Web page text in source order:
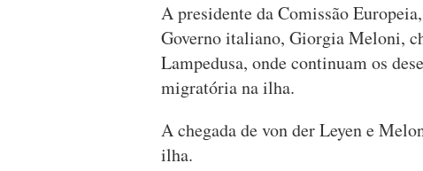
A presidente da Comissão
Governo italiano, Giorgia Meloni,
Lampedusa, onde continuam os
migratória na ilha.
A chegada de von der Leyen e
ilha.